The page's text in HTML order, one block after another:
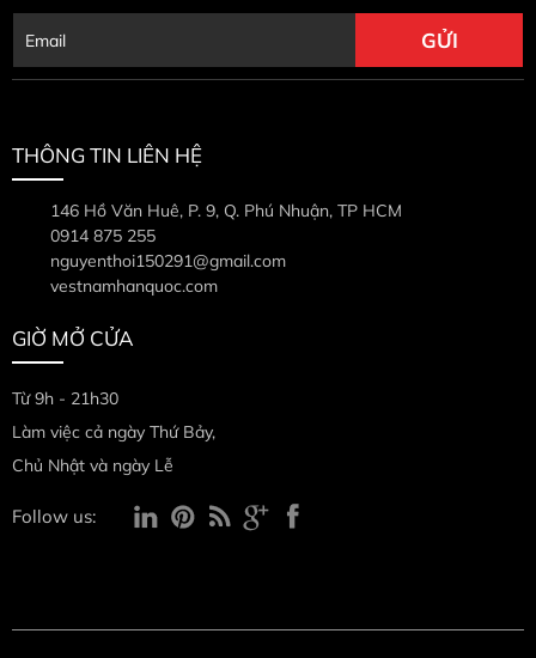
THÔNG TIN LIÊN HỆ
146 Hồ Văn Huê, P. 9, Q. Phú Nhuận, TP HCM
0914 875 255
nguyenthoi150291@gmail.com
vestnamhanquoc.com
GIỜ MỞ CỬA
Từ 9h - 21h30
Làm việc cả ngày Thứ Bảy,
Chủ Nhật và ngày Lễ
Follow us: